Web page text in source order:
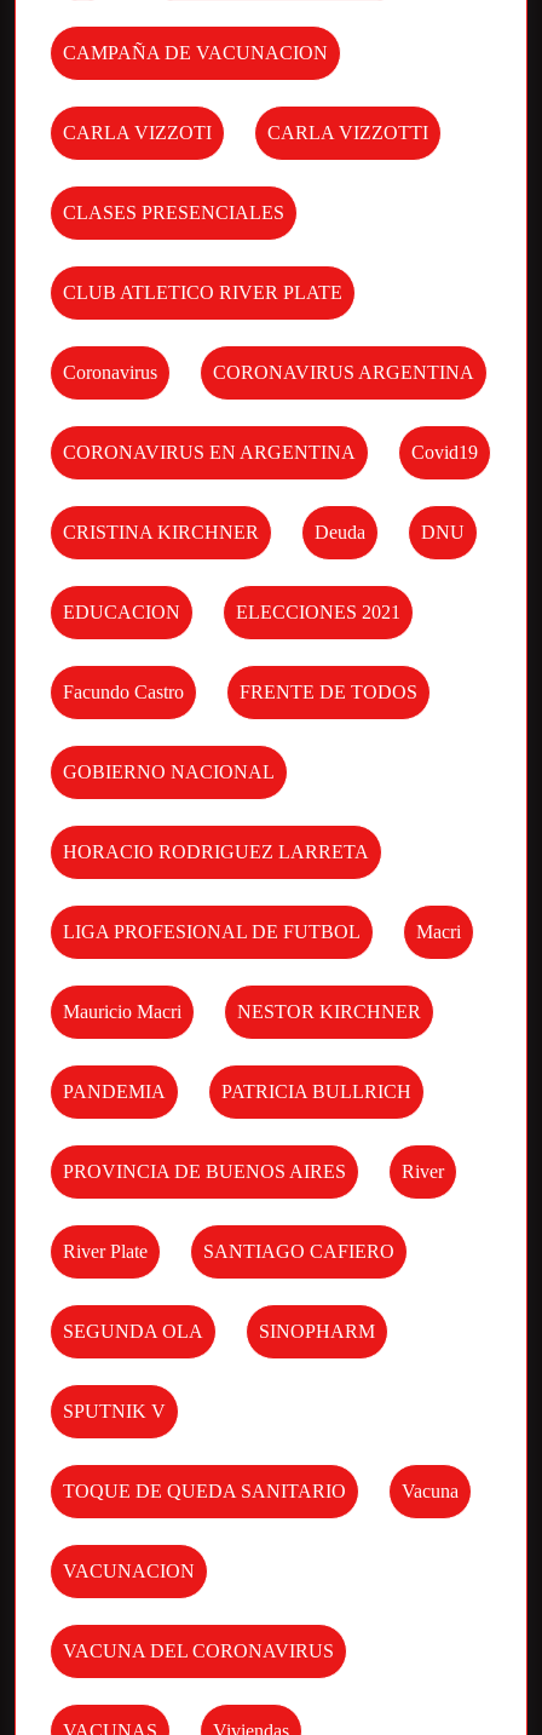
CAMPAÑA DE VACUNACION
CARLA VIZZOTI CARLA VIZZOTTI
CLASES PRESENCIALES
CLUB ATLETICO RIVER PLATE
Coronavirus CORONAVIRUS ARGENTINA
CORONAVIRUS EN ARGENTINA Covid19
CRISTINA KIRCHNER Deuda DNU
EDUCACION ELECCIONES 2021
Facundo Castro FRENTE DE TODOS
GOBIERNO NACIONAL
HORACIO RODRIGUEZ LARRETA
LIGA PROFESIONAL DE FUTBOL Macri
Mauricio Macri NESTOR KIRCHNER
PANDEMIA PATRICIA BULLRICH
PROVINCIA DE BUENOS AIRES River
River Plate SANTIAGO CAFIERO
SEGUNDA OLA SINOPHARM
SPUTNIK V
TOQUE DE QUEDA SANITARIO Vacuna
VACUNACION
VACUNA DEL CORONAVIRUS
VACUNAS Viviendas